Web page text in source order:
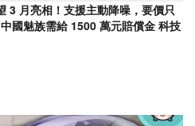
3 月亮相！支援主動降噪，要價只
國魅族需給 1500 萬元賠償金 科技